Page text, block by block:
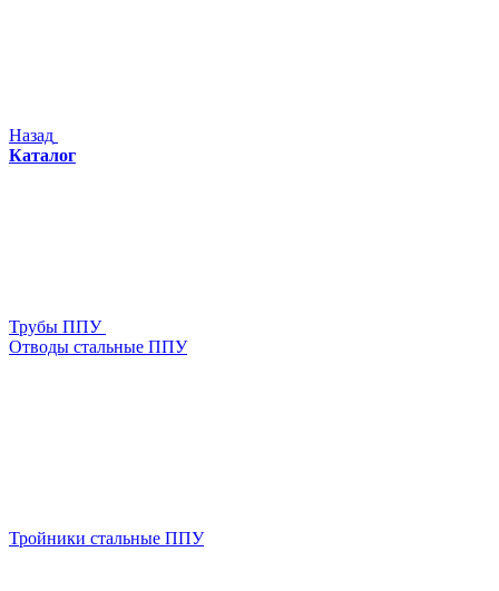
Назад
Каталог
Трубы ППУ
Отводы стальные ППУ
Тройники стальные ППУ